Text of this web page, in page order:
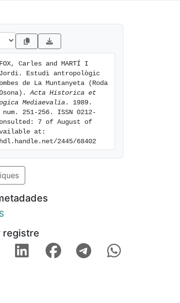
FOX, Carles and MARTÍ I
Jordi. Estudi antropològic
de La Muntanyeta (Roda
Acta Historica et
Mediaevalia . 1989.
251-256. ISSN 0212-
7 of August of
at:
2445/68402
registre